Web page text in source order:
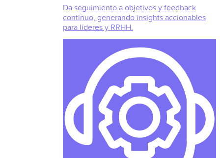
Da seguimiento a objetivos y feedback
continuo, generando insights accionables
para líderes y RRHH.